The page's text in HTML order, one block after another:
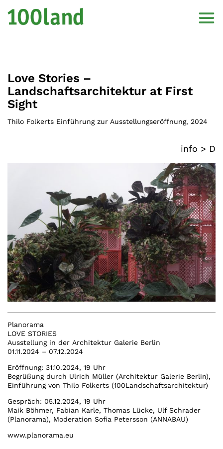
Love Stories –
Landschaftsarchitektur at First
Sight
Thilo Folkerts Einführung zur Ausstellungseröffnung, 2024
info > D
Planorama
LOVE STORIES
Ausstellung in der Architektur Galerie Berlin
01.11.2024 – 07.12.2024
Eröffnung: 31.10.2024, 19 Uhr
Begrüßung durch Ulrich Müller (Architektur Galerie Berlin),
Einführung von Thilo Folkerts (100Landschaftsarchitektur)
Gespräch: 05.12.2024, 19 Uhr
Maik Böhmer, Fabian Karle, Thomas Lücke, Ulf Schrader
(Planorama), Moderation Sofia Petersson (ANNABAU)
www.planorama.eu